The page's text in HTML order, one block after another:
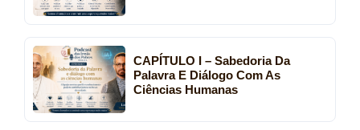
CAPÍTULO I – Sabedoria Da
Palavra E Diálogo Com As
Ciências Humanas